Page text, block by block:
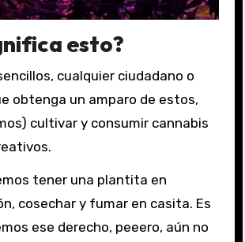
esto?
cualquier ciudadano o
obtenga un amparo de estos,
cultivar y consumir cannabis
tener una plantita en
cosechar y fumar en casita. Es
ese derecho, peeero, aún no